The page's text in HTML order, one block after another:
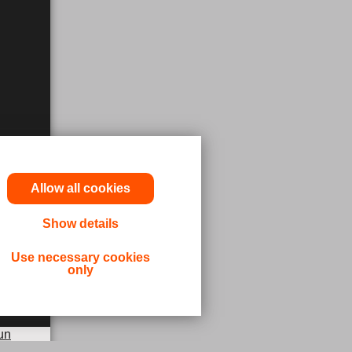
Allow all cookies
Show details
Use necessary cookies
only